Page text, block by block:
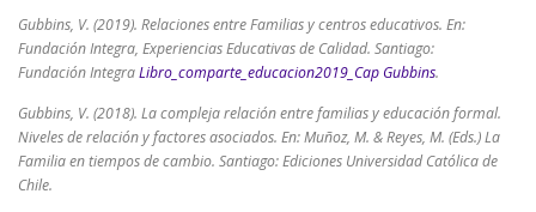
Gubbins, V. (2019). Relaciones entre Familias y centros educativos. En:
Fundación Integra, Experiencias Educativas de Calidad. Santiago:
Fundación IntegraLibro_comparte_educacion2019_Cap Gubbins.
Gubbins, V. (2018). La compleja relación entre familias y educación formal.
Niveles de relación y factores asociados. En: Muñoz, M. & Reyes, M. (Eds.)La
Familia en tiempos de cambio. Santiago: Ediciones Universidad Católica de
Chile.